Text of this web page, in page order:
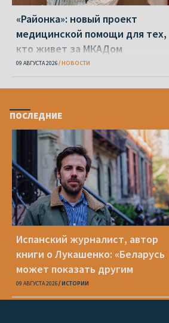
«Районка»: новый проект
медицинской помощи для тех,
кто живет за МКАДом
09 АВГУСТА 2026 НОВОСТИ
ПОСЛЕДНИЕ
Испанский журналист, автор
книги о Лукашенко: «Беларусь
может показать другим
странам, что может случиться с
демократией»
09 АВГУСТА 2026 ИСТОРИИ